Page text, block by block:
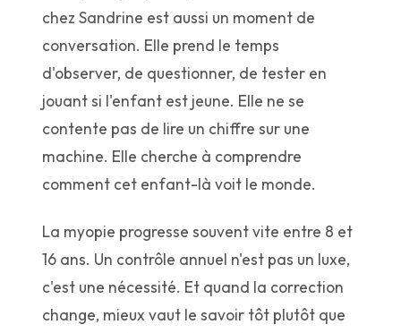
chez Sandrine est aussi un moment de
conversation. Elle prend le temps
d'observer, de questionner, de tester en
jouant si l'enfant est jeune. Elle ne se
contente pas de lire un chiffre sur une
machine. Elle cherche à comprendre
comment cet enfant-là voit le monde.
La myopie progresse souvent vite entre 8 et
16 ans. Un contrôle annuel n'est pas un luxe,
c'est une nécessité. Et quand la correction
change, mieux vaut le savoir tôt plutôt que